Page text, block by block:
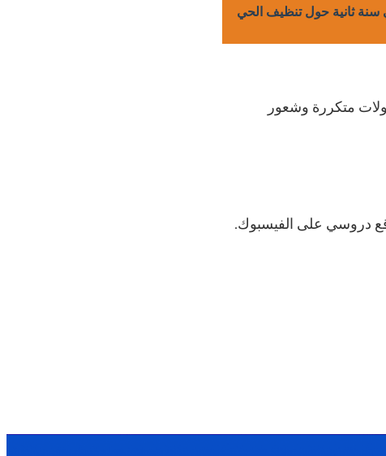
سنة ثانية حول تنظيف الحي
متكررة وشعور
دروسي على الفيسبوك.